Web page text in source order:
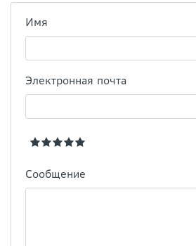
Имя
Электронная почта
Сообщение